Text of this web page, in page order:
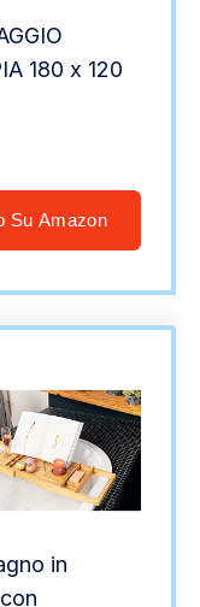
180 x 120
Su Amazon
in